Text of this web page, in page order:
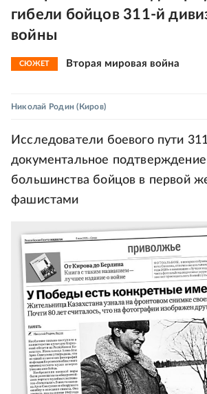
гибели бойцов 311-й
войны
СЮЖЕТ Вторая мировая война
Николай Родин (Киров)
Исследователи боевого пути
документальное
большинства бойцов в первой
фашистами